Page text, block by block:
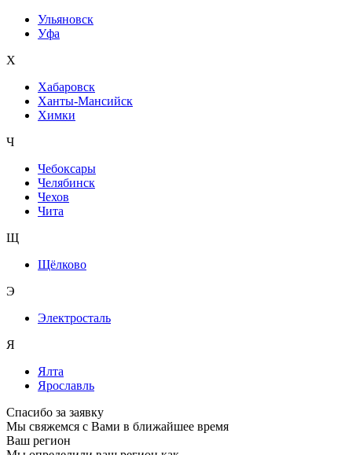
Ульяновск
Уфа
Х
Хабаровск
Ханты-Мансийск
Химки
Ч
Чебоксары
Челябинск
Чехов
Чита
Щ
Щёлково
Э
Электросталь
Я
Ялта
Ярославль
Спасибо за заявку
Мы свяжемся с Вами в ближайшее время
Ваш регион